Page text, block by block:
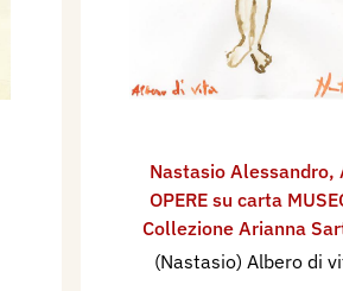
Nastasio Alessandro,
OPERE su carta
Collezione Arianna
(Nastasio) Albero di